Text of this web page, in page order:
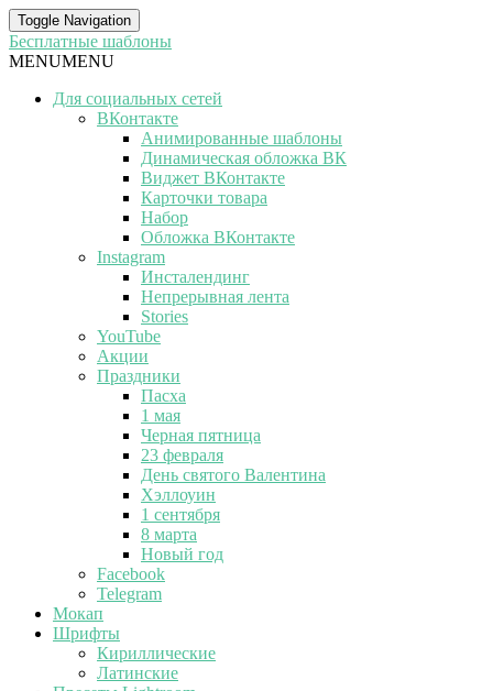
Toggle Navigation
Бесплатные шаблоны
MENUMENU
Для социальных сетей
ВКонтакте
Анимированные шаблоны
Динамическая обложка ВК
Виджет ВКонтакте
Карточки товара
Набор
Обложка ВКонтакте
Instagram
Инсталендинг
Непрерывная лента
Stories
YouTube
Акции
Праздники
Пасха
1 мая
Черная пятница
23 февраля
День святого Валентина
Хэллоуин
1 сентября
8 марта
Новый год
Facebook
Telegram
Мокап
Шрифты
Кириллические
Латинские